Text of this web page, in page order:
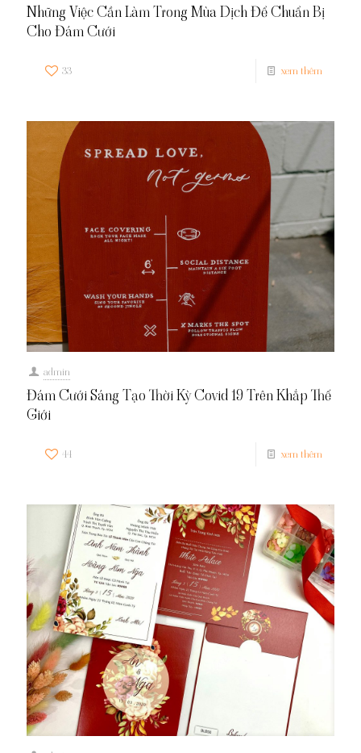
Những Việc Cần Làm Trong Mùa Dịch Để Chuẩn Bị
Cho Đám Cưới
33 xem thêm
admin
Đám Cưới Sáng Tạo Thời Kỳ Covid 19 Trên Khắp Thế
Giới
44 xem thêm